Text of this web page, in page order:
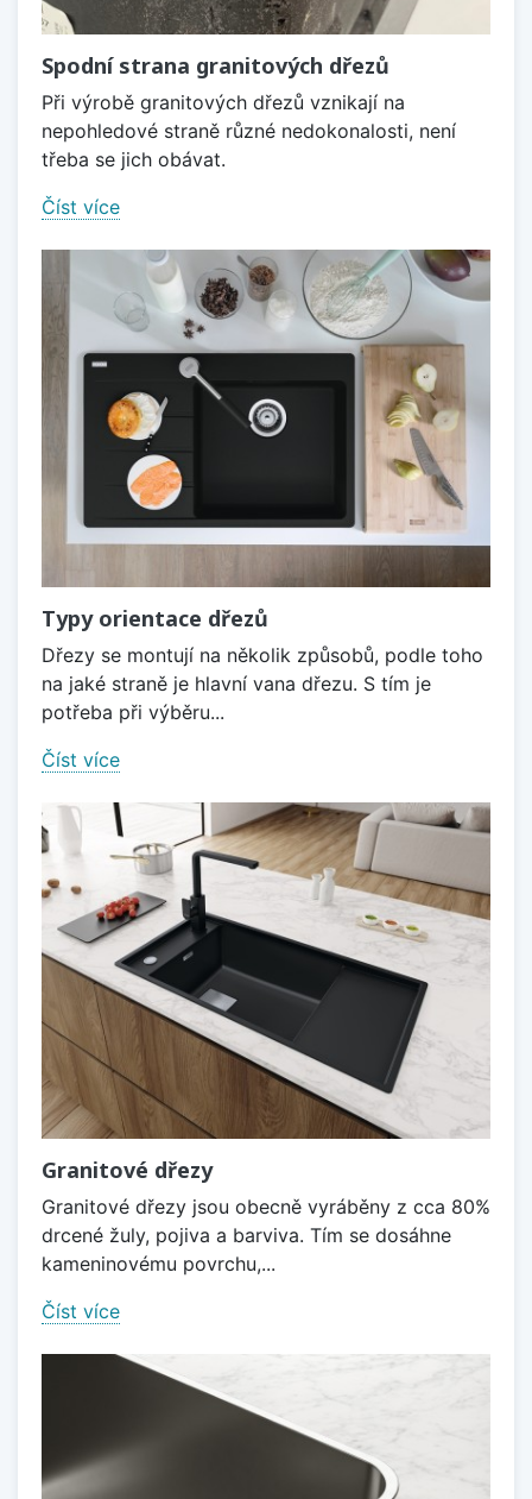
Spodní strana granitových dřezů
Při výrobě granitových dřezů vznikají na
nepohledové straně různé nedokonalosti, není
třeba se jich obávat.
Číst více
Typy orientace dřezů
Dřezy se montují na několik způsobů, podle toho
na jaké straně je hlavní vana dřezu. S tím je
potřeba při výběru...
Číst více
Granitové dřezy
Granitové dřezy jsou obecně vyráběny z cca 80%
drcené žuly, pojiva a barviva. Tím se dosáhne
kameninovému povrchu,...
Číst více